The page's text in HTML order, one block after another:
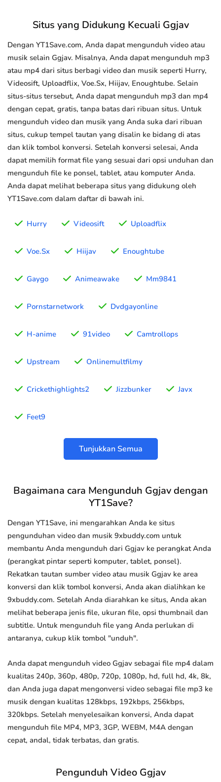
Situs yang Didukung Kecuali Ggjav
Dengan YT1Save.com, Anda dapat mengunduh video atau
musik selain Ggjav. Misalnya, Anda dapat mengunduh mp3
atau mp4 dari situs berbagi video dan musik seperti Hurry,
Videosift, Uploadflix, Voe.Sx, Hiijav, Enoughtube. Selain
situs-situs tersebut, Anda dapat mengunduh mp3 dan mp4
dengan cepat, gratis, tanpa batas dari ribuan situs. Untuk
mengunduh video dan musik yang Anda suka dari ribuan
situs, cukup tempel tautan yang disalin ke bidang di atas
dan klik tombol konversi. Setelah konversi selesai, Anda
dapat memilih format file yang sesuai dari opsi unduhan dan
mengunduh file ke ponsel, tablet, atau komputer Anda.
Anda dapat melihat beberapa situs yang didukung oleh
YT1Save.com dalam daftar di bawah ini.
Hurry Videosift Uploadflix
Voe.Sx Hiijav Enoughtube
Gaygo Animeawake Mm9841
Pornstarnetwork Dvdgayonline
H-anime 91video Camtrollops
Upstream Onlinemultfilmy
Crickethighlights2 Jizzbunker Javx
Feet9
Tunjukkan Semua
Bagaimana cara Mengunduh Ggjav dengan
YT1Save?
Dengan YT1Save, ini mengarahkan Anda ke situs
pengunduhan video dan musik 9xbuddy.com untuk
membantu Anda mengunduh dari Ggjav ke perangkat Anda
(perangkat pintar seperti komputer, tablet, ponsel).
Rekatkan tautan sumber video atau musik Ggjav ke area
konversi dan klik tombol konversi, Anda akan dialihkan ke
9xbuddy.com. Setelah Anda diarahkan ke situs, Anda akan
melihat beberapa jenis file, ukuran file, opsi thumbnail dan
subtitle. Untuk mengunduh file yang Anda perlukan di
antaranya, cukup klik tombol "unduh".
Anda dapat mengunduh video Ggjav sebagai file mp4 dalam
kualitas 240p, 360p, 480p, 720p, 1080p, hd, full hd, 4k, 8k,
dan Anda juga dapat mengonversi video sebagai file mp3 ke
musik dengan kualitas 128kbps, 192kbps, 256kbps,
320kbps. Setelah menyelesaikan konversi, Anda dapat
mengunduh file MP4, MP3, 3GP, WEBM, M4A dengan
cepat, andal, tidak terbatas, dan gratis.
Pengunduh Video Ggjav